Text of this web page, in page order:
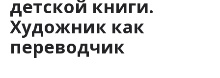
детской книги.
Художник как
переводчик